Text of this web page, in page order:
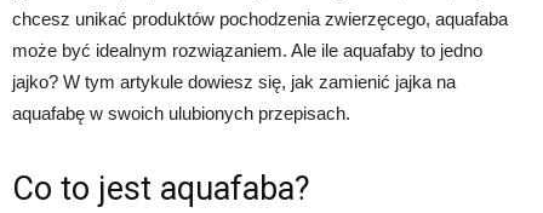
chcesz unikać produktów pochodzenia zwierzęcego, aquafaba
może być idealnym rozwiązaniem. Ale ile aquafaby to jedno
jajko? W tym artykule dowiesz się, jak zamienić jajka na
aquafabę w swoich ulubionych przepisach.
Co to jest aquafaba?